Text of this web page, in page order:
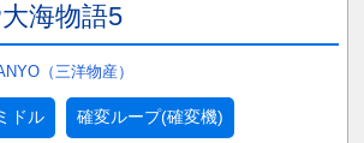
海物語5
（三洋物産）
ドル 確変ループ(確変機)